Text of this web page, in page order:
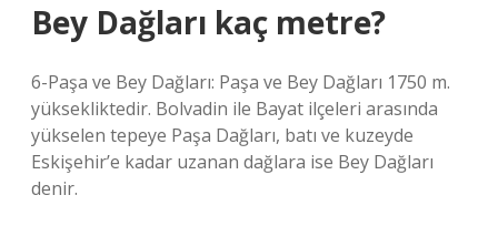
Bey Dağları kaç metre?
6-Paşa ve Bey Dağları: Paşa ve Bey Dağları 1750 m.
yüksekliktedir. Bolvadin ile Bayat ilçeleri arasında
yükselen tepeye Paşa Dağları, batı ve kuzeyde
Eskişehir’e kadar uzanan dağlara ise Bey Dağları
denir.